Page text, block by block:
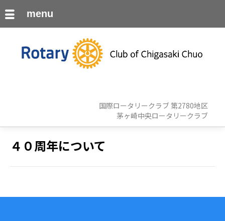
国際ロータリークラブ 第2780地区
茅ヶ崎中央ロータリークラブ
４０周年について
menu